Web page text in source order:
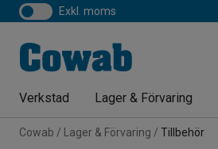
exkl. moms
Verkstad Lager & Förvaring
Cowab Lager & Förvaring Tillbehör